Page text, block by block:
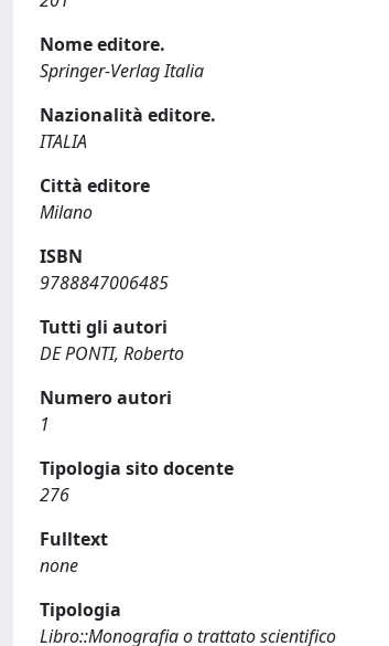
Nome editore.
Springer-Verlag Italia
Nazionalità editore.
ITALIA
Città editore
Milano
ISBN
9788847006485
Tutti gli autori
DE PONTI, Roberto
Numero autori
1
Tipologia sito docente
276
Fulltext
none
Tipologia
Libro::Monografia o trattato scientifico